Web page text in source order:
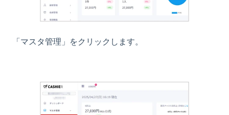
「マスタ管理」をクリックします。